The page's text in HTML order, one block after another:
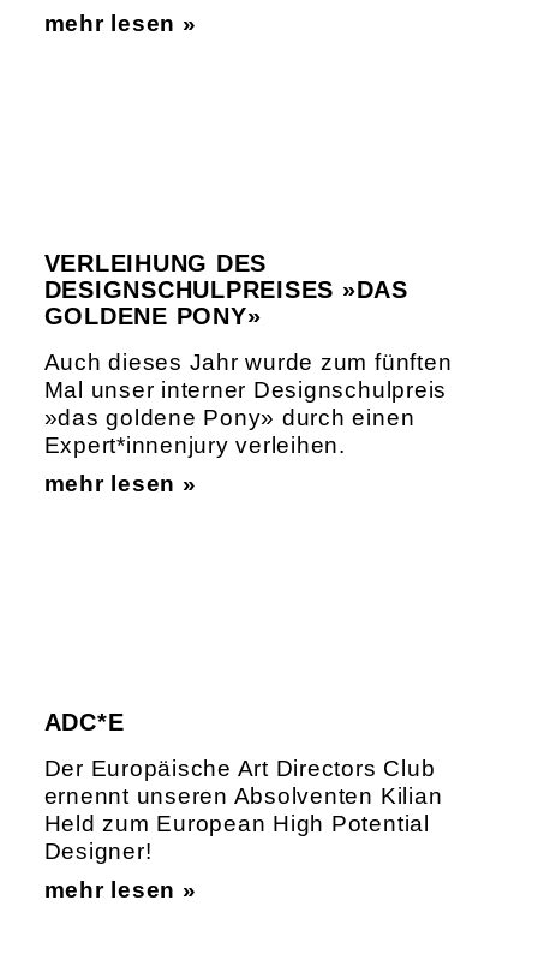
mehr lesen »
VERLEIHUNG DES
DESIGNSCHULPREISES »DAS
GOLDENE PONY»
Auch dieses Jahr wurde zum fünften
Mal unser interner Designschulpreis
»das goldene Pony» durch einen
Expert*innenjury verleihen.
mehr lesen »
ADC*E
Der Europäische Art Directors Club
ernennt unseren Absolventen Kilian
Held zum European High Potential
Designer!
mehr lesen »